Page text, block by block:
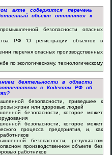
акте содержится перечень
объект относится к
безопасности опасных
РФ 'О регистрации объектов в
перечня опасных производственных
по экологическому, технологическому
деятельности в области
с Кодексом РФ об
безопасности, приведшее к
жизни или здоровью людей
безопасности, которое может
безопасности, которое может
процесса предприятия, и, как
безопасности, результатом
производственном объекте без
работников